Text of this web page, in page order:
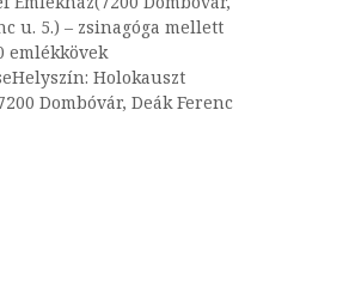
u. 5.) – zsinagóga mellett
emlékkövek
Holokauszt
Dombóvár, Deák Ferenc